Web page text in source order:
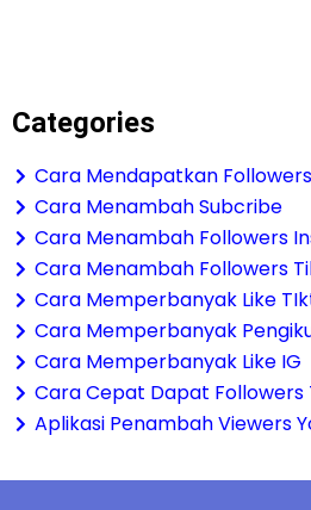
Categories
Cara Mendapatkan
Cara Menambah Subcribe
Cara Menambah Followers
Cara Menambah Followers
Cara Memperbanyak Like
Cara Memperbanyak
Cara Memperbanyak Like IG
Cara Cepat Dapat Followers
Aplikasi Penambah Viewers